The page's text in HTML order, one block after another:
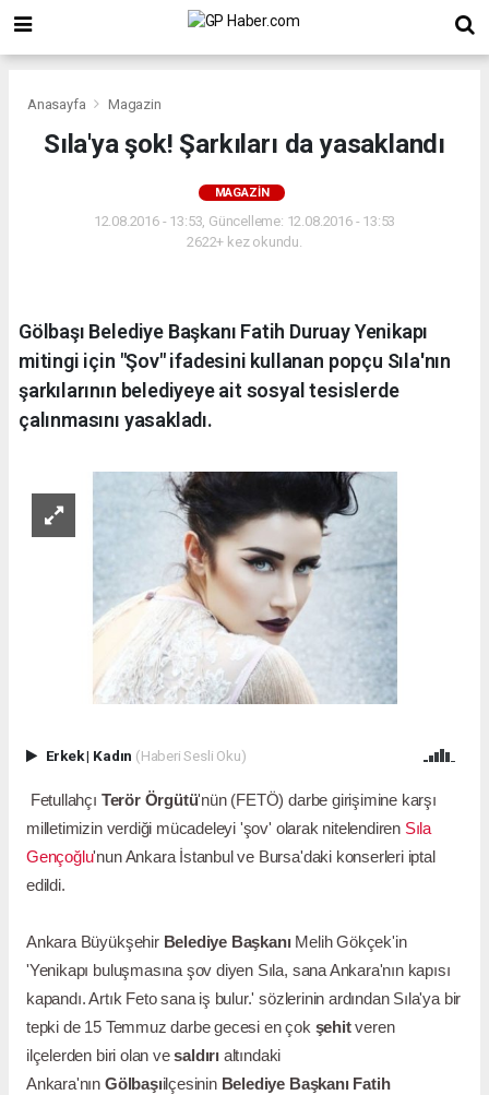
Anasayfa Magazin
Sıla'ya şok! Şarkıları da yasaklandı
MAGAZIN
12.08.2016 - 13:53, Güncelleme: 12.08.2016 - 13:53
2622+ kez okundu.
Gölbaşı Belediye Başkanı Fatih Duruay Yenikapı
mitingi için "Şov" ifadesini kullanan popçu Sıla'nın
şarkılarının belediyeye ait sosyal tesislerde
çalınmasını yasakladı.
Erkek| Kadın (Haberi Sesli Oku)
Fetullahçı Terör Örgütü'nün (FETÖ) darbe girişimine karşı
milletimizin verdiği mücadeleyi 'şov' olarak nitelendiren Sıla
Gençoğlu'nun Ankara İstanbul ve Bursa'daki konserleri iptal
edildi.
Ankara Büyükşehir Belediye BaşkanıMelih Gökçek'in
'Yenikapı buluşmasına şov diyen Sıla, sana Ankara'nın kapısı
kapandı. Artık Feto sana iş bulur.' sözlerinin ardından Sıla'ya bir
tepki de 15 Temmuz darbe gecesi en çok şehitveren
ilçelerden biri olan vesaldırı altındaki
Ankara'nın Gölbaşıilçesinin Belediye Başkanı Fatih